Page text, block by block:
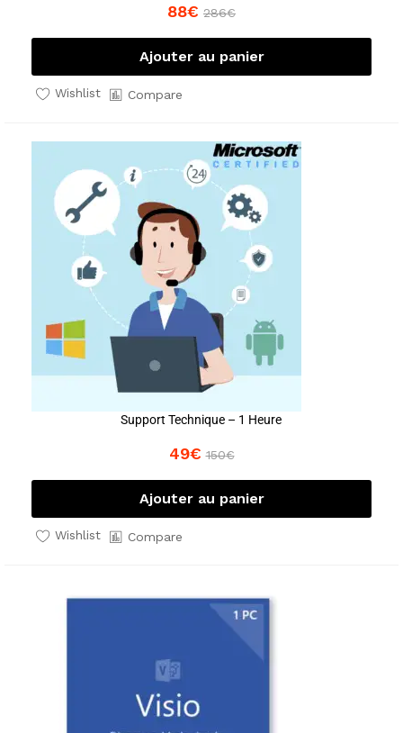
88€ 286€
Ajouter au panier
Wishlist Compare
Support Technique – 1 Heure
49€ 150€
Ajouter au panier
Wishlist Compare